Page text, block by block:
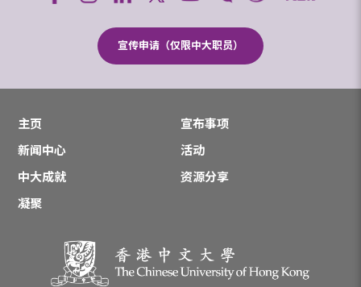
宣传申请（仅限中大职员）
主页
宣布事项
新闻中心
活动
中大成就
资源分享
凝聚